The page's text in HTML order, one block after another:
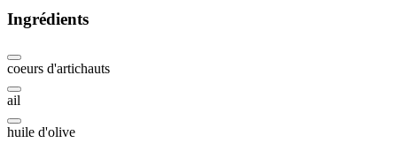
Ingrédients
coeurs d'artichauts
ail
huile d'olive